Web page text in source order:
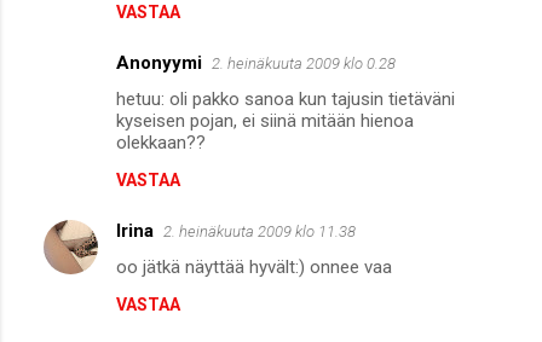
VASTAA
Anonyymi 2. heinäkuuta 2009 klo 0.28
hetuu: oli pakko sanoa kun tajusin tietäväni
kyseisen pojan, ei siinä mitään hienoa
olekkaan??
VASTAA
Irina 2. heinäkuuta 2009 klo 11.38
oo jätkä näyttää hyvält:) onnee vaa
VASTAA